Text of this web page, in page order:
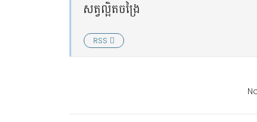
សត្វល្អិតចង្រៃ
RSS